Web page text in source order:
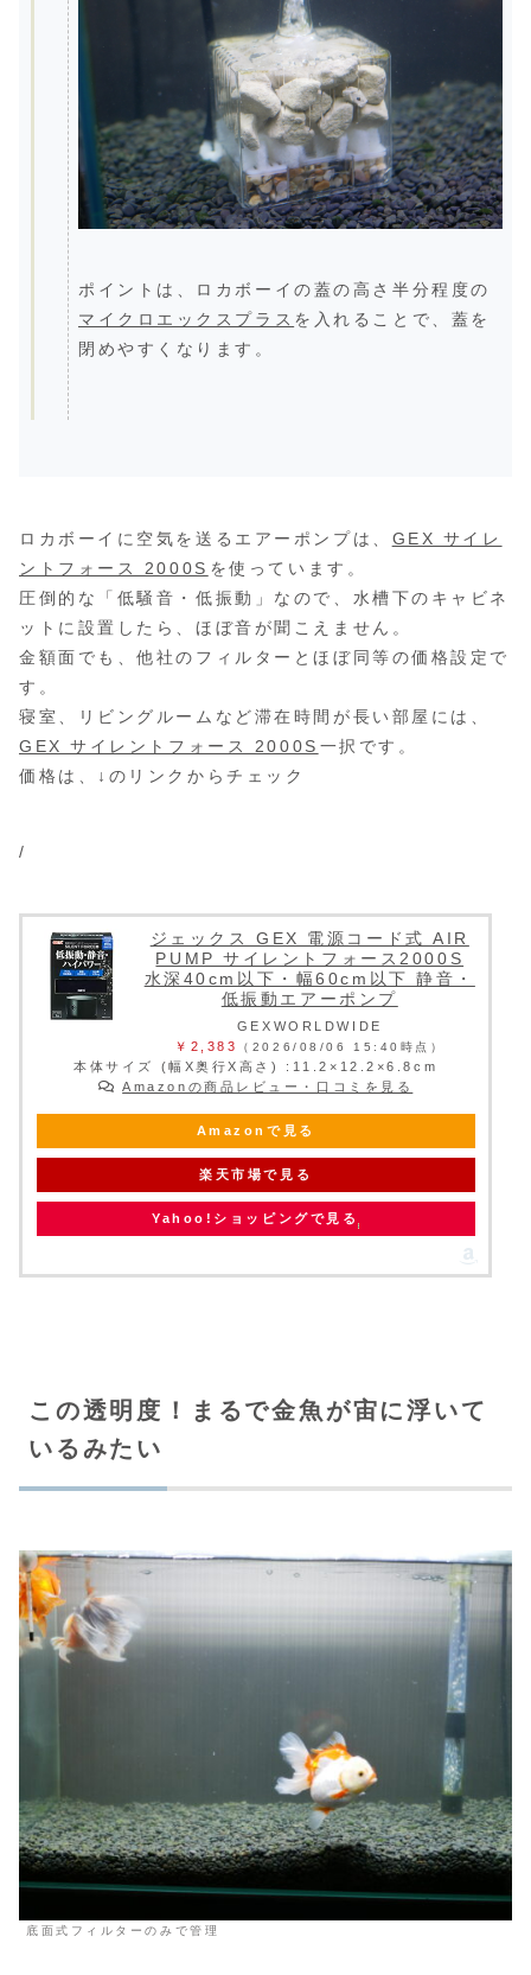
ポイントは、ロカボーイの蓋の高さ半分程度の
マイクロエックスプラス を入れることで、蓋を
閉めやすくなります。
ロカボーイに空気を送るエアーポンプは、 GEX サイレ
ントフォース 2000S を使っています。
圧倒的な「低騒音・低振動」なので、水槽下のキャビネ
ットに設置したら、ほぼ音が聞こえません。
金額面でも、他社のフィルターとほぼ同等の価格設定で
す。
寝室、リビングルームなど滞在時間が長い部屋には、
GEX サイレントフォース 2000S 一択です。
価格は、↓のリンクからチェック
/
ジェックス GEX 電源コード式 AIR
PUMP サイレントフォース2000S
水深40cm以下・幅60cm以下 静音・
低振動エアーポンプ
GEXWORLDWIDE
￥2,383
（2026/08/06 15:40時点）
本体サイズ (幅X奥行X高さ) :11.2×12.2×6.8cm
Amazonの商品レビュー・口コミを見る
Amazonで見る
楽天市場で見る
Yahoo!ショッピングで見る
この透明度！まるで金魚が宙に浮いて
いるみたい
底面式フィルターのみで管理